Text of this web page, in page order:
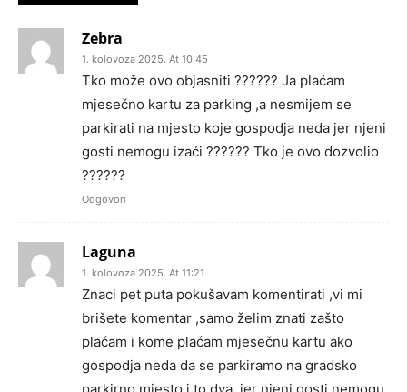
Zebra
1. kolovoza 2025. At 10:45
Tko može ovo objasniti ?????? Ja plaćam
mjesečno kartu za parking ,a nesmijem se
parkirati na mjesto koje gospodja neda jer njeni
gosti nemogu izaći ?????? Tko je ovo dozvolio
??????
Odgovori
Laguna
1. kolovoza 2025. At 11:21
Znaci pet puta pokušavam komentirati ,vi mi
brišete komentar ,samo želim znati zašto
plaćam i kome plaćam mjesečnu kartu ako
gospodja neda da se parkiramo na gradsko
parkirno mjesto i to dva ,jer njeni gosti nemogu